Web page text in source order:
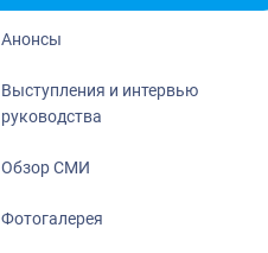
Анонсы
Выступления и интервью
руководства
Обзор СМИ
Фотогалерея